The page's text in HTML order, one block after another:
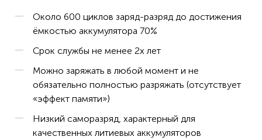
Около 600 циклов заряд-разряд до достижения
ёмкостью аккумулятора 70%
Срок службы не менее 2х лет
Можно заряжать в любой момент и не
обязательно полностью разряжать (отсутствует
«эффект памяти»)
Низкий саморазряд, характерный для
качественных литиевых аккумуляторов